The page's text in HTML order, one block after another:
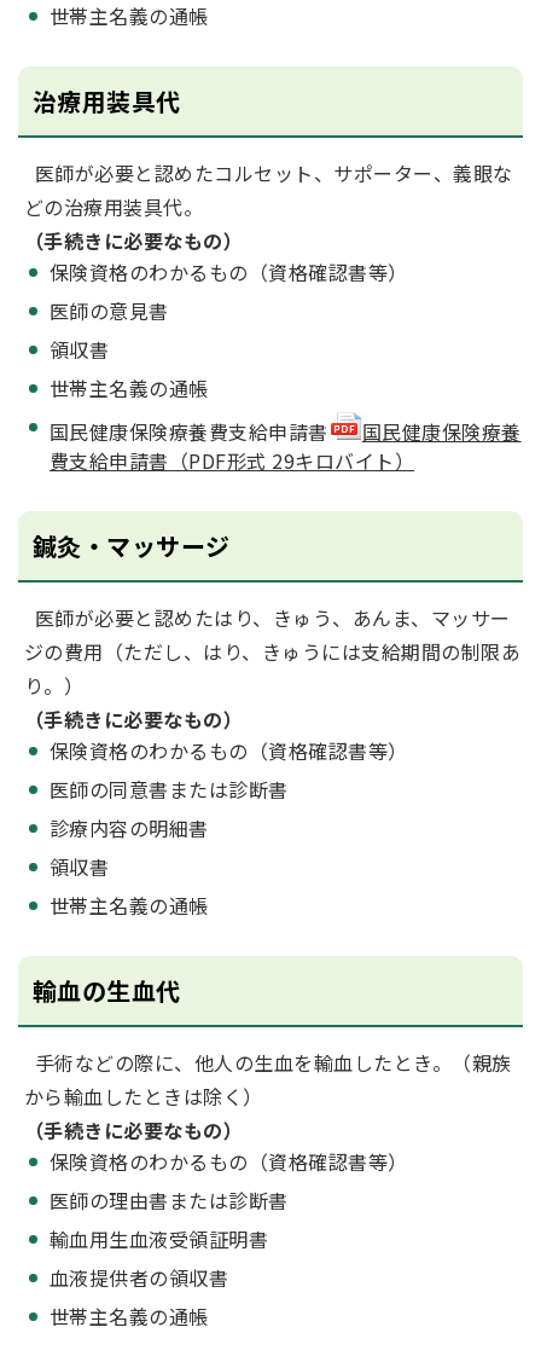
世帯主名義の通帳
治療用装具代
医師が必要と認めたコルセット、サポーター、義眼な
どの治療用装具代。
（手続きに必要なもの）
保険資格のわかるもの（資格確認書等）
医師の意見書
領収書
世帯主名義の通帳
国民健康保険療養費支給申請書
国民健康保険療養
費支給申請書（PDF形式 29キロバイト）
鍼灸・マッサージ
医師が必要と認めたはり、きゅう、あんま、マッサー
ジの費用（ただし、はり、きゅうには支給期間の制限あ
り。）
（手続きに必要なもの）
保険資格のわかるもの（資格確認書等）
医師の同意書または診断書
診療内容の明細書
領収書
世帯主名義の通帳
輸血の生血代
手術などの際に、他人の生血を輸血したとき。（親族
から輸血したときは除く）
（手続きに必要なもの）
保険資格のわかるもの（資格確認書等）
医師の理由書または診断書
輸血用生血液受領証明書
血液提供者の領収書
世帯主名義の通帳